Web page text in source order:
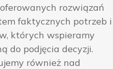
rozwiązań
faktycznych potrzeb i
których wspieramy
do podjęcia decyzji.
również nad